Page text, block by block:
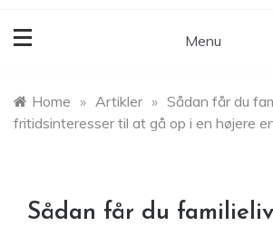
Menu
Home » Artikler » Sådan får du
fritidsinteresser til at gå op i en højere
Sådan får du